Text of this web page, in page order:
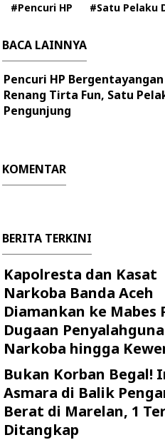
#Pencuri HP
#Satu Pelaku
BACA LAINNYA
Pencuri HP
Renang Tirta Fun, Satu
Pengunjung
KOMENTAR
BERITA TERKINI
Kapolresta dan Kasat
Narkoba Banda Aceh
Diamankan ke Mabes
Dugaan
Narkoba hingga
Bukan Korban Begal!
Asmara di Balik
Berat di Marelan, 1
Ditangkap